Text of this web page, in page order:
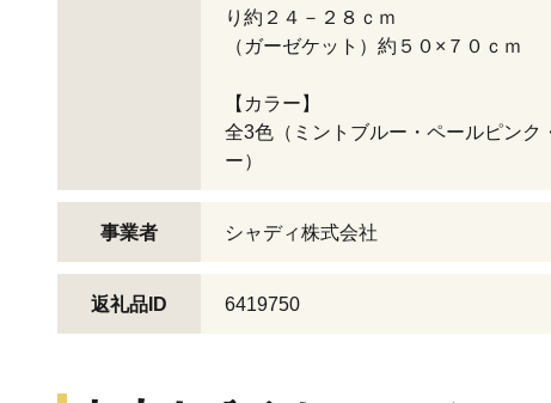
り約２４－２８ｃｍ
（ガーゼケット）約５０×７０ｃｍ
【カラー】
全3色（ミントブルー・ペールピンク
ー）
事業者 シャディ株式会社
返礼品ID 6419750